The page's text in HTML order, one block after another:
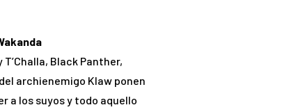
Black Panther,
archienemigo Klaw ponen
a los suyos y todo aquello